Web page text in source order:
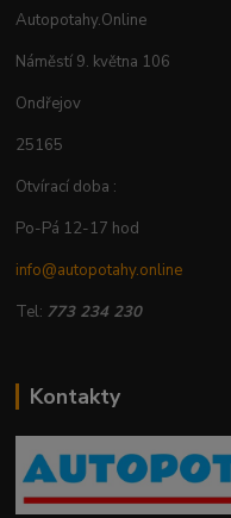
Autopotahy.Online
Náměstí 9. května 106
Ondřejov
25165
Otvírací doba :
Po-Pá 12-17 hod
info@autopotahy.online
Tel: 773 234 230
Kontakty